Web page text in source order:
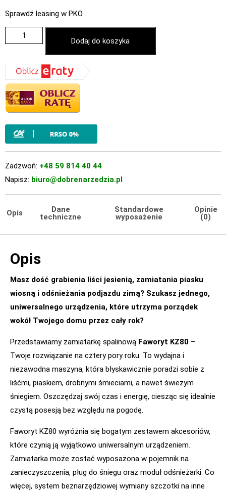
Sprawdź leasing w PKO
Dodaj do koszyka
Zadzwoń: +48 59 814 40 44
Napisz: biuro@dobrenarzedzia.pl
Opis
Dane
techniczne
Standardowe
wyposażenie
Opinie
(0)
Opis
Masz dość grabienia liści jesienią, zamiatania piasku
wiosną i odśnieżania podjazdu zimą? Szukasz jednego,
uniwersalnego urządzenia, które utrzyma porządek
wokół Twojego domu przez cały rok?
Przedstawiamy zamiatarkę spalinową Faworyt KZ80 –
Twoje rozwiązanie na cztery pory roku. To wydajna i
niezawodna maszyna, która błyskawicznie poradzi sobie z
liśćmi, piaskiem, drobnymi śmieciami, a nawet świeżym
śniegiem. Oszczędzaj swój czas i energię, ciesząc się idealnie
czystą posesją bez względu na pogodę.
Faworyt KZ80 wyróżnia się bogatym zestawem akcesoriów,
które czynią ją wyjątkowo uniwersalnym urządzeniem.
Zamiatarka może zostać wyposażona w pojemnik na
zanieczyszczenia, pług do śniegu oraz moduł odśnieżarki. Co
więcej, system beznarzędziowej wymiany szczotki na inne